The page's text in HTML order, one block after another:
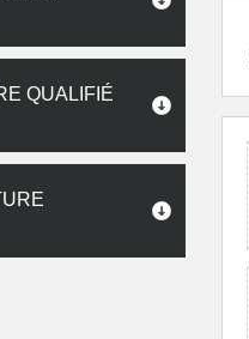
QUALIFIÉ